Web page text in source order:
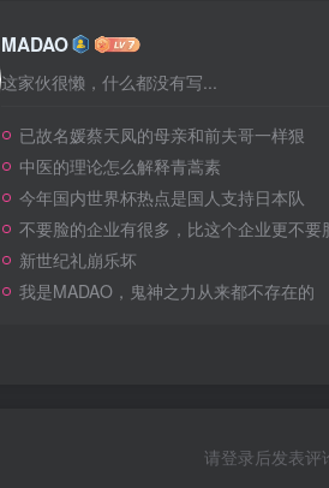
MADAO
这家伙很懒，什么都没有写...
已故名媛蔡天凤的母亲和前夫哥一样狠
中医的理论怎么解释青蒿素
今年国内世界杯热点是国人支持日本队
不要脸的企业有很多，比这个企业更不要
新世纪礼崩乐坏
我是MADAO，鬼神之力从来都不存在的
请登录后发表评